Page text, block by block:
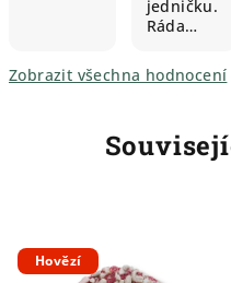
jedničku.
Ráda…
Zobrazit všechna hodnocení
Hovězí